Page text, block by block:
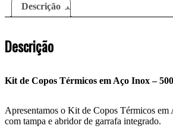
Descrição
Descrição
Kit de Copos Térmicos em Aço Inox –
Apresentamos o Kit de Copos Térmicos em
com tampa e abridor de garrafa integrado.